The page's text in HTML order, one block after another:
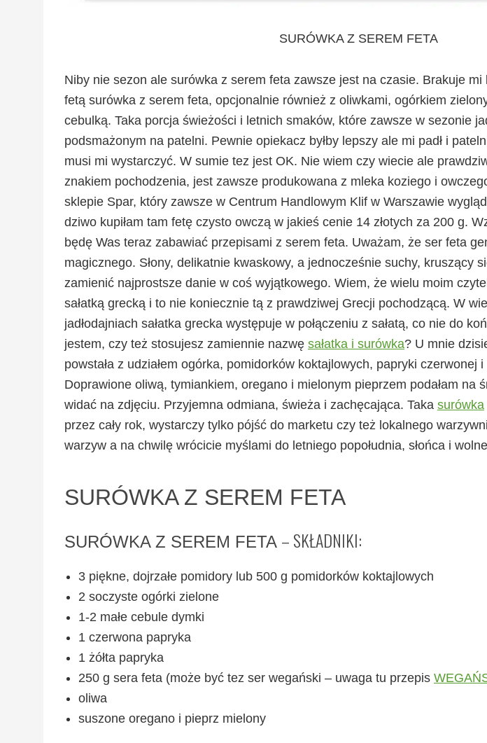
SURÓWKA Z SEREM FETA
Niby nie sezon ale surówka z serem feta zawsze jest na czasie. Brakuje mi
fetą surówka z serem feta, opcjonalnie również z oliwkami, ogórkiem
cebulką. Taka porcja świeżości i letnich smaków, które zawsze w sezonie
podsmażonym na patelni. Pewnie opiekacz byłby lepszy ale mi padł i
musi mi wystarczyć. W sumie tez jest OK. Nie wiem czy wiecie ale
znakiem pochodzenia, jest zawsze produkowana z mleka koziego i
sklepie Spar, który zawsze w Centrum Handlowym Klif w Warszawie
dziwo kupiłam tam fetę czysto owczą w jakieś cenie 14 złotych za 200 g.
będę Was teraz zabawiać przepisami z serem feta. Uważam, że ser feta
magicznego. Słony, delikatnie kwaskowy, a jednocześnie suchy, kruszący
zamienić najprostsze danie w coś wyjątkowego. Wiem, że wielu moim
sałatką grecką i to nie koniecznie tą z prawdziwej Grecji pochodzącą. W
jadłodajniach sałatka grecka występuje w połączeniu z sałatą, co nie do
jestem, czy też stosujesz zamiennie nazwę sałatka i surówka? U mnie
powstała z udziałem ogórka, pomidorków koktajlowych, papryki czerwonej i
Doprawione oliwą, tymiankiem, oregano i mielonym pieprzem podałam na
widać na zdjęciu. Przyjemna odmiana, świeża i zachęcająca. Taka surówka
przez cały rok, wystarczy tylko pójść do marketu czy też lokalnego
warzyw a na chwilę wrócicie myślami do letniego popołudnia, słońca i
SURÓWKA Z SEREM FETA
SURÓWKA Z SEREM FETA – SKŁADNIKI:
3 piękne, dojrzałe pomidory lub 500 g pomidorków koktajlowych
2 soczyste ogórki zielone
1-2 małe cebule dymki
1 czerwona papryka
1 żółta papryka
250 g sera feta (może być tez ser wegański – uwaga tu przepis
oliwa
suszone oregano i pieprz mielony